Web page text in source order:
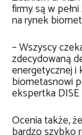
firmy są w
na rynek
– Wszyscy
zdecydowaną
energetycznej i
biometasnowi
ekspertka DISE
Ocenia także,